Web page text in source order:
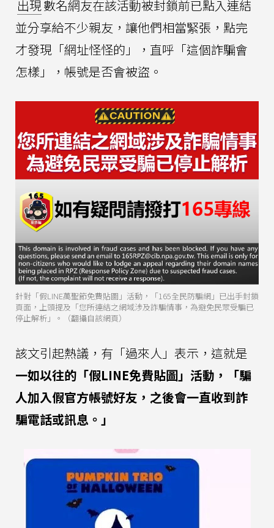
出現數名網友在該活動被封鎖前已點入連結
並分享給不少親友，讓他們相當緊張，點完
才發現「網址怪怪的」，直呼「這個詐騙會
怎樣」，帳號是否會被盜。
針對「假LINE萬聖節免費貼圖」活動，「165全民防騙網」已出手封鎖
頁面，上頭提及「您所連結之網域涉及詐騙情事，為避免民眾受騙已
停止解析」。（翻攝自該網頁）
該文引起熱議，有「過來人」表示，這就是
一如以往的「假LINE免費貼圖」活動，「騙
人加入假官方帳號好友，之後會一直收到詐
騙電話或訊息。」